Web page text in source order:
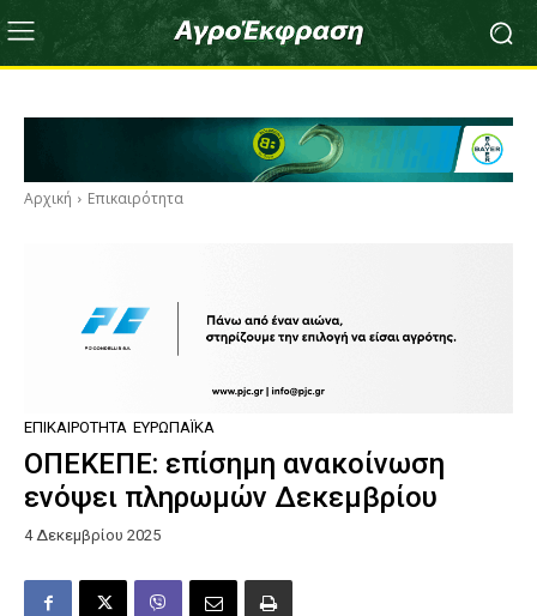
Αρχική Επικαιρότητα
ΕΠΙΚΑΙΡΌΤΗΤΑ ΕΥΡΩΠΑΪΚΆ
ΟΠΕΚΕΠΕ: επίσημη ανακοίνωση
ενόψει πληρωμών Δεκεμβρίου
4 Δεκεμβρίου 2025